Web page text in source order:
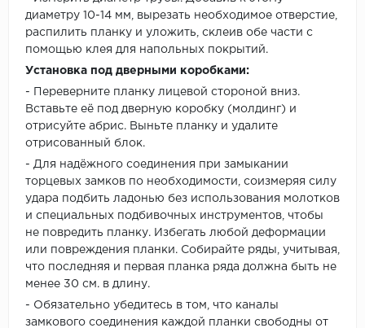
диаметру 10-14 мм, вырезать необходимое отверстие,
распилить планку и уложить, склеив обе части с
помощью клея для напольных покрытий.
Установка под дверными коробками:
- Переверните планку лицевой стороной вниз.
Вставьте её под дверную коробку (молдинг) и
отрисуйте абрис. Выньте планку и удалите
отрисованный блок.
- Для надёжного соединения при замыкании
торцевых замков по необходимости, соизмеряя силу
удара подбить ладонью без использования молотков
и специальных подбивочных инструментов, чтобы
не повредить планку. Избегать любой деформации
или повреждения планки. Собирайте ряды, учитывая,
что последняя и первая планка ряда должна быть не
менее 30 см. в длину.
- Обязательно убедитесь в том, что каналы
замкового соединения каждой планки свободны от